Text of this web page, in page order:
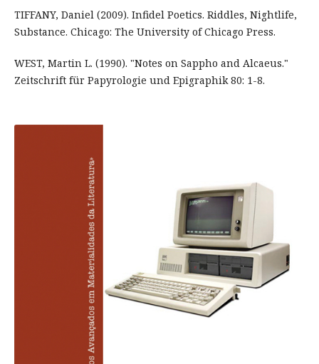
TIFFANY, Daniel (2009). Infidel Poetics. Riddles, Nightlife,
Substance. Chicago: The University of Chicago Press.
WEST, Martin L. (1990). "Notes on Sappho and Alcaeus."
Zeitschrift für Papyrologie und Epigraphik 80: 1-8.